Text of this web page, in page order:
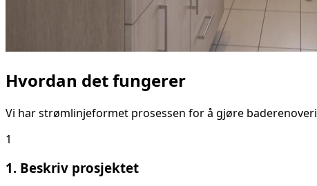
Hvordan det fungerer
Vi har strømlinjeformet prosessen for å gjøre
1
1. Beskriv prosjektet